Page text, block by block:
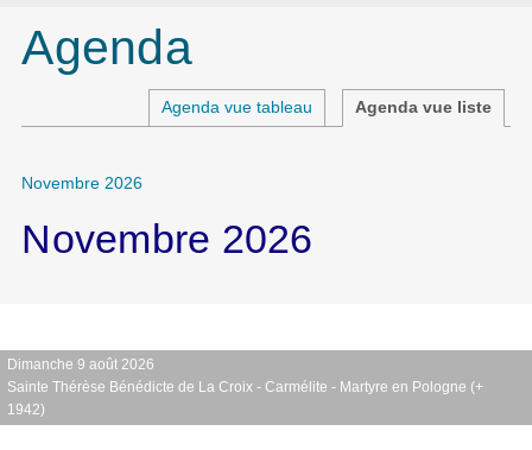
Agenda
Agenda vue tableau Agenda vue liste
Novembre 2026
Novembre 2026
Dimanche 9 août 2026
Sainte Thérèse Bénédicte de La Croix - Carmélite - Martyre en Pologne (+
1942)